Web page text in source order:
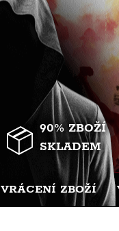
90% ZBOŽÍ
SKLADEM
VRÁCENÍ ZBOŽÍ